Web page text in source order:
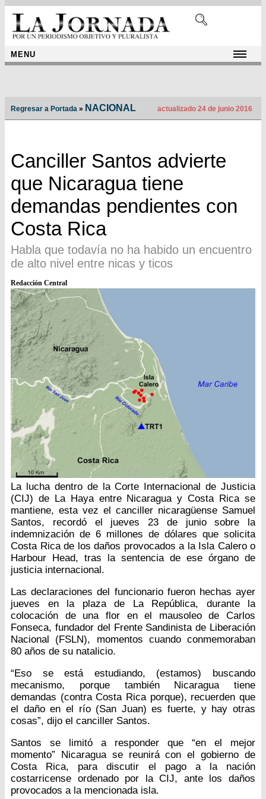
MENU
Regresar a Portada » NACIONAL actualizado 24 de junio 2016
Canciller Santos advierte
que Nicaragua tiene
demandas pendientes con
Costa Rica
Habla que todavía no ha habido un encuentro
de alto nivel entre nicas y ticos
Redacción Central
La lucha dentro de la Corte Internacional de Justicia
(CIJ) de La Haya entre Nicaragua y Costa Rica se
mantiene, esta vez el canciller nicaragüense Samuel
Santos, recordó el jueves 23 de junio sobre la
indemnización de 6 millones de dólares que solicita
Costa Rica de los daños provocados a la Isla Calero o
Harbour Head, tras la sentencia de ese órgano de
justicia internacional.
Las declaraciones del funcionario fueron hechas ayer
jueves en la plaza de La República, durante la
colocación de una flor en el mausoleo de Carlos
Fonseca, fundador del Frente Sandinista de Liberación
Nacional (FSLN), momentos cuando conmemoraban
80 años de su natalicio.
“Eso se está estudiando, (estamos) buscando
mecanismo, porque también Nicaragua tiene
demandas (contra Costa Rica porque), recuerden que
el daño en el río (San Juan) es fuerte, y hay otras
cosas”, dijo el canciller Santos.
Santos se limitó a responder que “en el mejor
momento” Nicaragua se reunirá con el gobierno de
Costa Rica, para discutir el pago a la nación
costarricense ordenado por la CIJ, ante los daños
provocados a la mencionada isla.